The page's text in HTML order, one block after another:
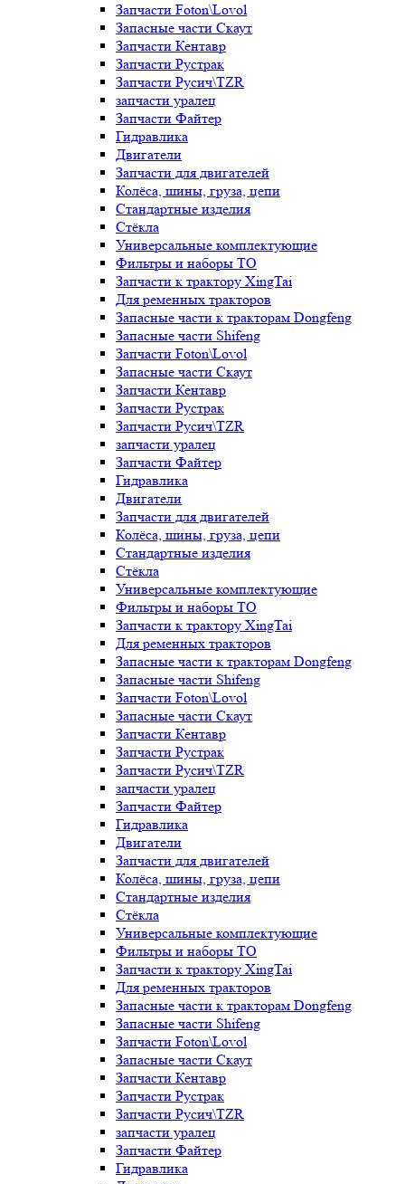
Запчасти Foton\Lovol
Запасные части Скаут
Запчасти Кентавр
Запчасти Рустрак
Запчасти Русич\TZR
запчасти уралец
Запчасти Файтер
Гидравлика
Двигатели
Запчасти для двигателей
Колёса, шины, груза, цепи
Стандартные изделия
Стёкла
Универсальные комплектующие
Фильтры и наборы ТО
Запчасти к трактору XingTai
Для ременных тракторов
Запасные части к тракторам Dongfeng
Запасные части Shifeng
Запчасти Foton\Lovol
Запасные части Скаут
Запчасти Кентавр
Запчасти Рустрак
Запчасти Русич\TZR
запчасти уралец
Запчасти Файтер
Гидравлика
Двигатели
Запчасти для двигателей
Колёса, шины, груза, цепи
Стандартные изделия
Стёкла
Универсальные комплектующие
Фильтры и наборы ТО
Запчасти к трактору XingTai
Для ременных тракторов
Запасные части к тракторам Dongfeng
Запасные части Shifeng
Запчасти Foton\Lovol
Запасные части Скаут
Запчасти Кентавр
Запчасти Рустрак
Запчасти Русич\TZR
запчасти уралец
Запчасти Файтер
Гидравлика
Двигатели
Запчасти для двигателей
Колёса, шины, груза, цепи
Стандартные изделия
Стёкла
Универсальные комплектующие
Фильтры и наборы ТО
Запчасти к трактору XingTai
Для ременных тракторов
Запасные части к тракторам Dongfeng
Запасные части Shifeng
Запчасти Foton\Lovol
Запасные части Скаут
Запчасти Кентавр
Запчасти Рустрак
Запчасти Русич\TZR
запчасти уралец
Запчасти Файтер
Гидравлика